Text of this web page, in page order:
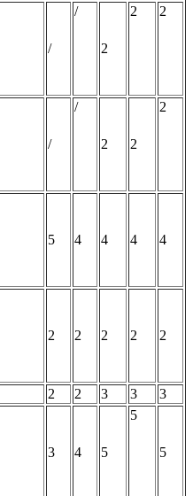
/
/
2
2 2
/
/
2 2
2
5 4 4 4 4
2 2 2 2 2
2 2 3 3
3
3 4 5
5
5